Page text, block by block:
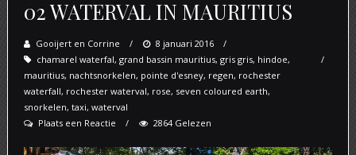
02 WATERVAL IN MAURITIUS
Gooijert en Corrine
Posted
on
8 januari 2016
chamarel waterfal, grand bassin mauritius, gris gris, hindoe,
mauritius, nachtsnorkelen, pointe d'esney, regen, rochester
waterfall, rochester waterval, rose, seven coloured earth,
snorkelen, taxi, waterval
Plaats een Reactie
2864 Gelezen